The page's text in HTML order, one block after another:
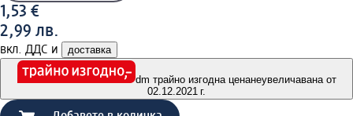
1,53 €
2,99 лв.
вкл. ДДС и доставка
dm трайно изгодна ценанеувеличавана от
02.12.2021 г.